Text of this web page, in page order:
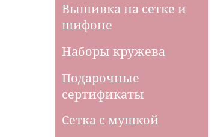
Вышивка на сетке и
шифоне
Наборы кружева
Подарочные
сертификаты
Сетка с мушкой